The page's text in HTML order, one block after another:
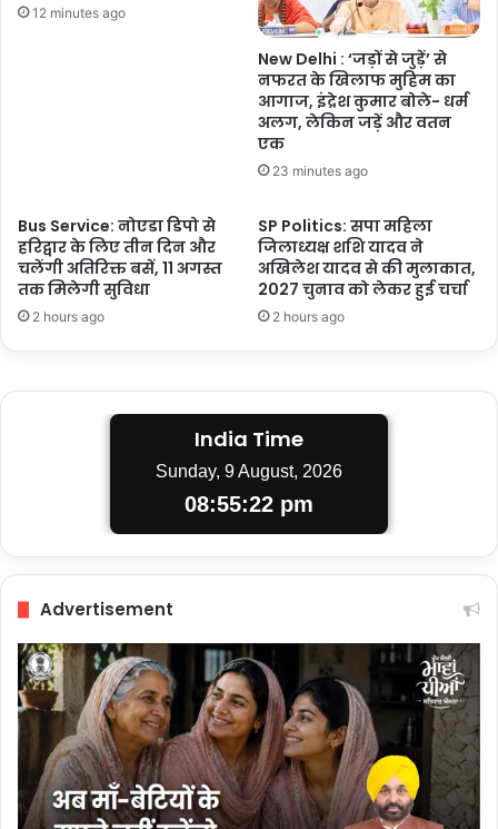
पुलिस12 minutes ago
New Delhi : ‘जड़ों से जुड़ें’ से
नफरत के खिलाफ मुहिम का
आगाज, इंद्रेश कुमार बोले- धर्म
अलग, लेकिन जड़ें और वतन
एक
23 minutes ago
Bus Service: नोएडा डिपो से
हरिद्वार के लिए तीन दिन और
चलेंगी अतिरिक्त बसें, 11 अगस्त
तक मिलेगी सुविधा
2 hours ago
SP Politics: सपा महिला
जिलाध्यक्ष शशि यादव ने
अखिलेश यादव से की मुलाकात,
2027 चुनाव को लेकर हुई चर्चा
2 hours ago
India Time
Sunday, 9 August, 2026
08:55:22 pm
Advertisement